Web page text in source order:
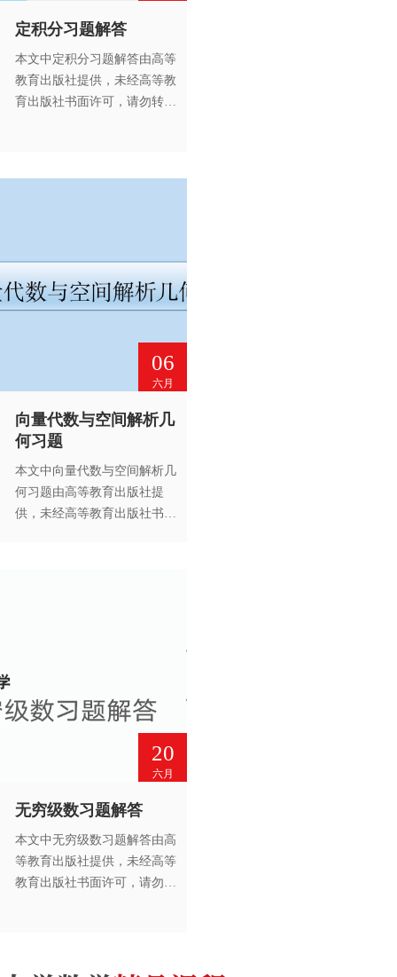
定积分习题解答
本文中定积分习题解答由高等
教育出版社提供，未经高等教
育出版社书面许可，请勿转
06
六月
向量代数与空间解析几
何习题
本文中向量代数与空间解析几
何习题由高等教育出版社提
供，未经高等教育出版社书面
20
六月
无穷级数习题解答
本文中无穷级数习题解答由高
等教育出版社提供，未经高等
教育出版社书面许可，请勿转